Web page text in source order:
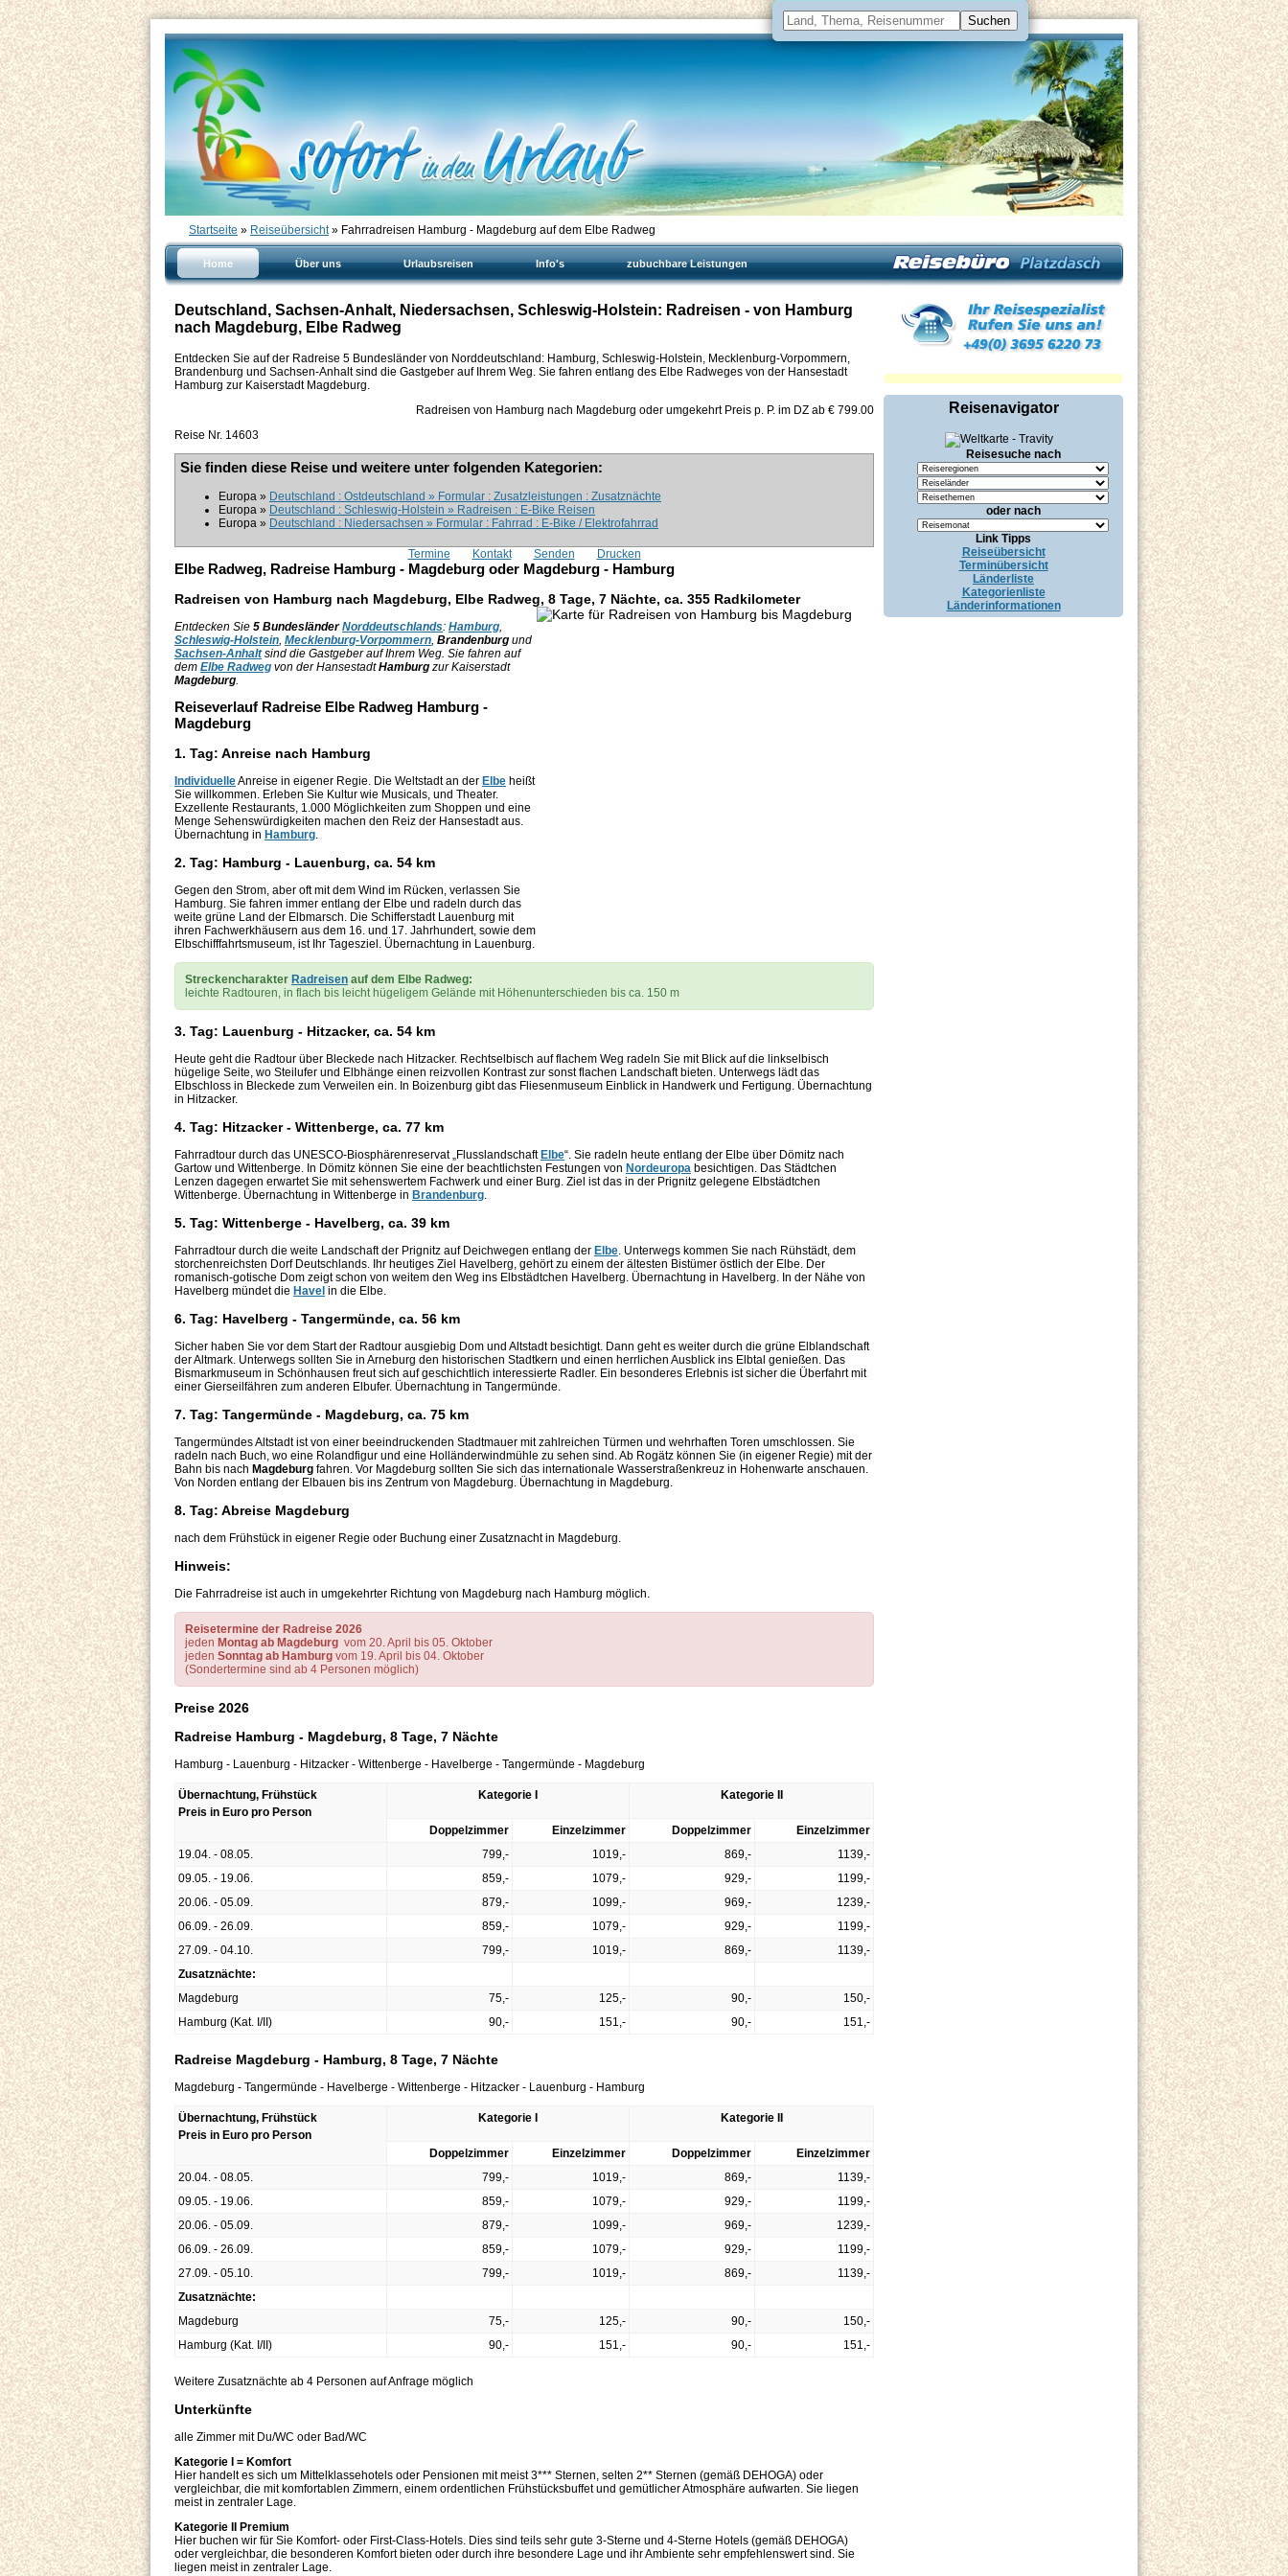
Startseite » Reiseübersicht» Fahrradreisen Hamburg - Magdeburg auf dem Elbe Radweg
Home Über uns Urlaubsreisen Info's zubuchbare Leistungen
Deutschland, Sachsen-Anhalt, Niedersachsen, Schleswig-Holstein: Radreisen - von Hamburg
nach Magdeburg, Elbe Radweg
Entdecken Sie auf der Radreise 5 Bundesländer von Norddeutschland: Hamburg, Schleswig-Holstein, Mecklenburg-Vorpommern,
Brandenburg und Sachsen-Anhalt sind die Gastgeber auf Ihrem Weg. Sie fahren entlang des Elbe Radweges von der Hansestadt
Hamburg zur Kaiserstadt Magdeburg.
Radreisen von Hamburg nach Magdeburg oder umgekehrt Preis p. P. im DZ ab € 799.00
Reise Nr. 14603
Sie finden diese Reise und weitere unter folgenden Kategorien:
Europa » Deutschland : Ostdeutschland » Formular : Zusatzleistungen : Zusatznächte
Europa » Deutschland : Schleswig-Holstein » Radreisen : E-Bike Reisen
Europa » Deutschland : Niedersachsen » Formular : Fahrrad : E-Bike / Elektrofahrrad
Termine Kontakt Senden Drucken
Elbe Radweg, Radreise Hamburg - Magdeburg oder Magdeburg - Hamburg
Radreisen von Hamburg nach Magdeburg, Elbe Radweg, 8 Tage, 7 Nächte, ca. 355 Radkilometer
Entdecken Sie 5 Bundesländer Norddeutschlands: Hamburg,
Schleswig-Holstein, Mecklenburg-Vorpommern, Brandenburg und
Sachsen-Anhaltsind die Gastgeber auf Ihrem Weg. Sie fahren auf
dem Elbe Radweg von der HansestadtHamburg zur Kaiserstadt
Magdeburg.
Reiseverlauf Radreise Elbe Radweg Hamburg -
Magdeburg
1. Tag: Anreise nach Hamburg
IndividuelleAnreise in eigener Regie. Die Weltstadt an der Elbe heißt
Sie willkommen. Erleben Sie Kultur wie Musicals, und Theater.
Exzellente Restaurants, 1.000 Möglichkeiten zum Shoppen und eine
Menge Sehenswürdigkeiten machen den Reiz der Hansestadt aus.
Übernachtung in Hamburg.
2. Tag: Hamburg - Lauenburg, ca. 54 km
Gegen den Strom, aber oft mit dem Wind im Rücken, verlassen Sie
Hamburg. Sie fahren immer entlang der Elbe und radeln durch das
weite grüne Land der Elbmarsch. Die Schifferstadt Lauenburg mit
ihren Fachwerkhäusern aus dem 16. und 17. Jahrhundert, sowie dem
Elbschifffahrtsmuseum, ist Ihr Tagesziel. Übernachtung in Lauenburg.
Streckencharakter Radreisen auf dem Elbe Radweg:
leichte Radtouren, in flach bis leicht hügeligem Gelände mit Höhenunterschieden bis ca. 150 m
3. Tag: Lauenburg - Hitzacker, ca. 54 km
Heute geht die Radtour über Bleckede nach Hitzacker. Rechtselbisch auf flachem Weg radeln Sie mit Blick auf die linkselbisch
hügelige Seite, wo Steilufer und Elbhänge einen reizvollen Kontrast zur sonst flachen Landschaft bieten. Unterwegs lädt das
Elbschloss in Bleckede zum Verweilen ein. In Boizenburg gibt das Fliesenmuseum Einblick in Handwerk und Fertigung. Übernachtung
in Hitzacker.
4. Tag: Hitzacker - Wittenberge, ca. 77 km
Fahrradtour durch das UNESCO-Biosphärenreservat „Flusslandschaft Elbe“. Sie radeln heute entlang der Elbe über Dömitz nach
Gartow und Wittenberge. In Dömitz können Sie eine der beachtlichsten Festungen von Nordeuropa besichtigen. Das Städtchen
Lenzen dagegen erwartet Sie mit sehenswertem Fachwerk und einer Burg. Ziel ist das in der Prignitz gelegene Elbstädtchen
Wittenberge. Übernachtung in Wittenberge in Brandenburg.
5. Tag: Wittenberge - Havelberg, ca. 39 km
Fahrradtour durch die weite Landschaft der Prignitz auf Deichwegen entlang der Elbe. Unterwegs kommen Sie nach Rühstädt, dem
storchenreichsten Dorf Deutschlands. Ihr heutiges Ziel Havelberg, gehört zu einem der ältesten Bistümer östlich der Elbe. Der
romanisch-gotische Dom zeigt schon von weitem den Weg ins Elbstädtchen Havelberg. Übernachtung in Havelberg. In der Nähe von
Havelberg mündet die Havel in die Elbe.
6. Tag: Havelberg - Tangermünde, ca. 56 km
Sicher haben Sie vor dem Start der Radtour ausgiebig Dom und Altstadt besichtigt. Dann geht es weiter durch die grüne Elblandschaft
der Altmark. Unterwegs sollten Sie in Arneburg den historischen Stadtkern und einen herrlichen Ausblick ins Elbtal genießen. Das
Bismarkmuseum in Schönhausen freut sich auf geschichtlich interessierte Radler. Ein besonderes Erlebnis ist sicher die Überfahrt mit
einer Gierseilfähren zum anderen Elbufer. Übernachtung in Tangermünde.
7. Tag: Tangermünde - Magdeburg, ca. 75 km
Tangermündes Altstadt ist von einer beeindruckenden Stadtmauer mit zahlreichen Türmen und wehrhaften Toren umschlossen. Sie
radeln nach Buch, wo eine Rolandfigur und eine Holländerwindmühle zu sehen sind. Ab Rogätz können Sie (in eigener Regie) mit der
Bahn bis nach Magdeburg fahren. Vor Magdeburg sollten Sie sich das internationale Wasserstraßenkreuz in Hohenwarte anschauen.
Von Norden entlang der Elbauen bis ins Zentrum von Magdeburg. Übernachtung in Magdeburg.
8. Tag: Abreise Magdeburg
nach dem Frühstück in eigener Regie oder Buchung einer Zusatznacht in Magdeburg.
Hinweis:
Die Fahrradreise ist auch in umgekehrter Richtung von Magdeburg nach Hamburg möglich.
Reisetermine der Radreise 2026
jeden Montag ab Magdeburg vom 20. April bis 05. Oktober
jeden Sonntag ab Hamburg vom 19. April bis 04. Oktober
(Sondertermine sind ab 4 Personen möglich)
Preise 2026
Radreise Hamburg - Magdeburg, 8 Tage, 7 Nächte
Hamburg - Lauenburg - Hitzacker - Wittenberge - Havelberge - Tangermünde - Magdeburg
Übernachtung, Frühstück
Preis in Euro pro Person
Kategorie I Kategorie II
Doppelzimmer Einzelzimmer Doppelzimmer
Einzelzimmer
19.04. - 08.05.
799,- 1019,- 869,-
1139,-
09.05. - 19.06.
859,- 1079,- 929,-
1199,-
20.06. - 05.09.
879,- 1099,- 969,-
1239,-
06.09. - 26.09.
859,- 1079,- 929,-
1199,-
27.09. - 04.10.
799,- 1019,- 869,-
1139,-
Zusatznächte:
Magdeburg
75,- 125,- 90,-
150,-
Hamburg (Kat. I/II)
90,- 151,- 90,- 151,-
Radreise Magdeburg - Hamburg, 8 Tage, 7 Nächte
Magdeburg - Tangermünde - Havelberge - Wittenberge - Hitzacker - Lauenburg - Hamburg
Übernachtung, Frühstück
Preis in Euro pro Person
Kategorie I Kategorie II
Doppelzimmer Einzelzimmer Doppelzimmer
Einzelzimmer
20.04. - 08.05.
799,- 1019,- 869,-
1139,-
09.05. - 19.06.
859,- 1079,- 929,-
1199,-
20.06. - 05.09.
879,- 1099,- 969,-
1239,-
06.09. - 26.09.
859,- 1079,- 929,-
1199,-
27.09. - 05.10.
799,- 1019,- 869,-
1139,-
Zusatznächte:
Magdeburg
75,- 125,- 90,-
150,-
Hamburg (Kat. I/II)
90,- 151,- 90,- 151,-
Weitere Zusatznächte ab 4 Personen auf Anfrage möglich
Unterkünfte
alle Zimmer mit Du/WC oder Bad/WC
Kategorie I = Komfort
Hier handelt es sich um Mittelklassehotels oder Pensionen mit meist 3*** Sternen, selten 2** Sternen (gemäß DEHOGA) oder
vergleichbar, die mit komfortablen Zimmern, einem ordentlichen Frühstücksbuffet und gemütlicher Atmosphäre aufwarten. Sie liegen
meist in zentraler Lage.
Kategorie II Premium
Hier buchen wir für Sie Komfort- oder First-Class-Hotels. Dies sind teils sehr gute 3-Sterne und 4-Sterne Hotels (gemäß DEHOGA)
oder vergleichbar, die besonderen Komfort bieten oder durch ihre besondere Lage und ihr Ambiente sehr empfehlenswert sind. Sie
liegen meist in zentraler Lage.
Reisenavigator
Reisesuche nach
oder nach
Link Tipps
Reiseübersicht
Terminübersicht
Länderliste
Kategorienliste
Länderinformationen